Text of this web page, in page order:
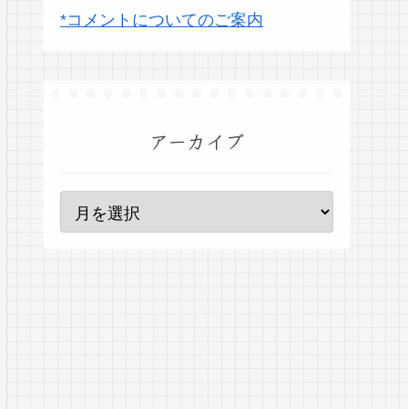
*コメントについてのご案内
アーカイブ